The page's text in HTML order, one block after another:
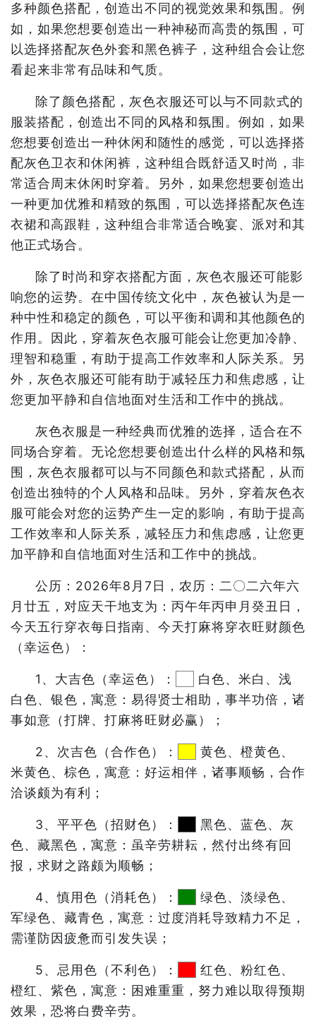
多种颜色搭配，创造出不同的视觉效果和氛围。例
如，如果您想要创造出一种神秘而高贵的氛围，可
以选择搭配灰色外套和黑色裤子，这种组合会让您
看起来非常有品味和气质。
除了颜色搭配，灰色衣服还可以与不同款式的
服装搭配，创造出不同的风格和氛围。例如，如果
您想要创造出一种休闲和随性的感觉，可以选择搭
配灰色卫衣和休闲裤，这种组合既舒适又时尚，非
常适合周末休闲时穿着。另外，如果您想要创造出
一种更加优雅和精致的氛围，可以选择搭配灰色连
衣裙和高跟鞋，这种组合非常适合晚宴、派对和其
他正式场合。
除了时尚和穿衣搭配方面，灰色衣服还可能影
响您的运势。在中国传统文化中，灰色被认为是一
种中性和稳定的颜色，可以平衡和调和其他颜色的
作用。因此，穿着灰色衣服可能会让您更加冷静、
理智和稳重，有助于提高工作效率和人际关系。另
外，灰色衣服还可能有助于减轻压力和焦虑感，让
您更加平静和自信地面对生活和工作中的挑战。
灰色衣服是一种经典而优雅的选择，适合在不
同场合穿着。无论您想要创造出什么样的风格和氛
围，灰色衣服都可以与不同颜色和款式搭配，从而
创造出独特的个人风格和品味。另外，穿着灰色衣
服可能会对您的运势产生一定的影响，有助于提高
工作效率和人际关系，减轻压力和焦虑感，让您更
加平静和自信地面对生活和工作中的挑战。
公历：2026年8月7日，农历：二〇二六年六
月廿五，对应天干地支为：丙午年丙申月癸丑日，
今天五行穿衣每日指南、今天打麻将穿衣旺财颜色
（幸运色）：
1、大吉色（幸运色）：
白色、米白、浅
白色、银色，寓意：易得贤士相助，事半功倍，诸
事如意（打牌、打麻将旺财必赢）；
2、次吉色（合作色）：
黄色、橙黄色、
米黄色、棕色，寓意：好运相伴，诸事顺畅，合作
洽谈颇为有利；
3、平平色（招财色）：
黑色、蓝色、灰
色、藏黑色，寓意：虽辛劳耕耘，然付出终有回
报，求财之路颇为顺畅；
4、慎用色（消耗色）：
绿色、淡绿色、
军绿色、藏青色，寓意：过度消耗导致精力不足，
需谨防因疲惫而引发失误；
5、忌用色（不利色）：
红色、粉红色、
橙红、紫色，寓意：困难重重，努力难以取得预期
效果，恐将白费辛劳。